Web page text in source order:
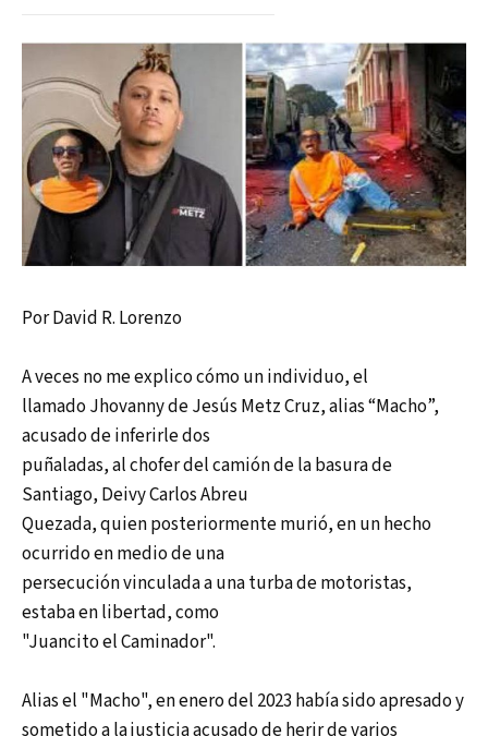
Por David R. Lorenzo
A veces no me explico cómo un individuo, el
llamado Jhovanny de Jesús Metz Cruz, alias “Macho”,
acusado de inferirle dos
puñaladas, al chofer del camión de la basura de
Santiago, Deivy Carlos Abreu
Quezada, quien posteriormente murió, en un hecho
ocurrido en medio de una
persecución vinculada a una turba de motoristas,
estaba en libertad, como
"Juancito el Caminador".
Alias el "Macho", en enero del 2023 había sido apresado y
sometido a la justicia acusado de herir de varios